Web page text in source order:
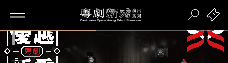
Loaded
100.00%